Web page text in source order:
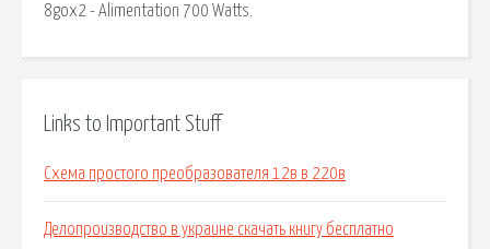
8gox2 - Alimentation 700 Watts.
Links to Important Stuff
Схема простого преобразователя 12в в 220в
Делопроизводство в украине скачать книгу бесплатно